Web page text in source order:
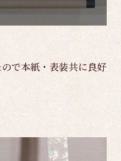
で本紙・表装共に良好